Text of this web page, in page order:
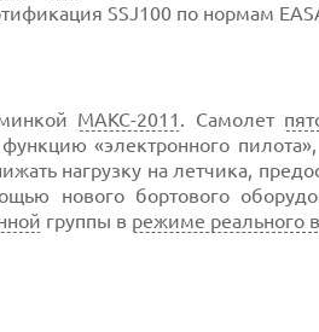
SSJ100 по нормам
МАКС-2011 . Самолет
«электронного
нагрузку на летчика,
нового бортового
группы в режиме реального